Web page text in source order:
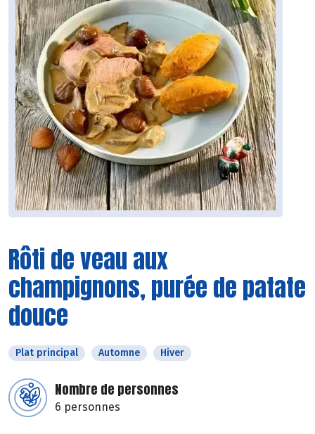
Rôti de veau aux
champignons, purée de patate
douce
Plat principal Automne Hiver
Nombre de personnes
6 personnes